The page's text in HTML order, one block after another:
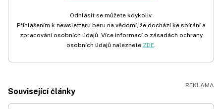
Odhlásit se můžete kdykoliv.
Přihlášením k newsletteru beru na vědomí, že dochází ke sbírání a
zpracování osobních údajů. Více informací o zásadách ochrany
osobních údajů naleznete ZDE.
Související články